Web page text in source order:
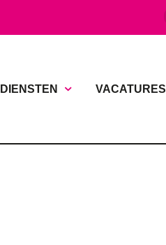
DIENSTEN VACATURES